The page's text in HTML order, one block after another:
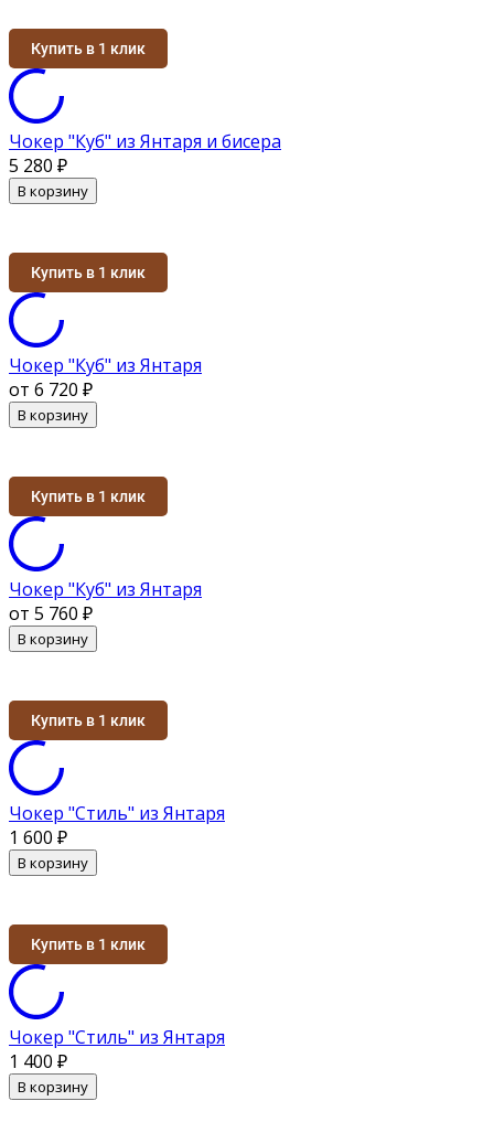
Купить в 1 клик
Чокер "Куб" из Янтаря и бисера
5 280 ₽
В корзину
Купить в 1 клик
Чокер "Куб" из Янтаря
от 6 720 ₽
В корзину
Купить в 1 клик
Чокер "Куб" из Янтаря
от 5 760 ₽
В корзину
Купить в 1 клик
Чокер "Стиль" из Янтаря
1 600 ₽
В корзину
Купить в 1 клик
Чокер "Стиль" из Янтаря
1 400 ₽
В корзину